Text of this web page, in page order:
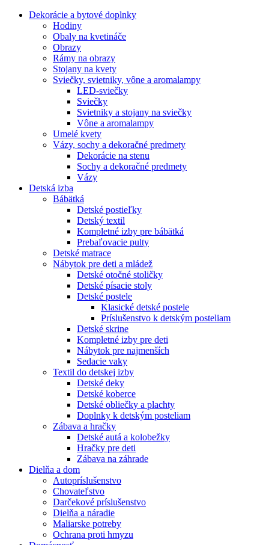
Dekorácie a bytové doplnky
Hodiny
Obaly na kvetináče
Obrazy
Rámy na obrazy
Stojany na kvety
Sviečky, svietniky, vône a aromalampy
LED-sviečky
Sviečky
Svietniky a stojany na sviečky
Vône a aromalampy
Umelé kvety
Vázy, sochy a dekoračné predmety
Dekorácie na stenu
Sochy a dekoračné predmety
Vázy
Detská izba
Bábätká
Detské postieľky
Detský textil
Kompletné izby pre bábätká
Prebaľovacie pulty
Detské matrace
Nábytok pre deti a mládež
Detské otočné stoličky
Detské písacie stoly
Detské postele
Klasické detské postele
Príslušenstvo k detským posteliam
Detské skrine
Kompletné izby pre deti
Nábytok pre najmenších
Sedacie vaky
Textil do detskej izby
Detské deky
Detské koberce
Detské obliečky a plachty
Doplnky k detským posteliam
Zábava a hračky
Detské autá a kolobežky
Hračky pre deti
Zábava na záhrade
Dielňa a dom
Autopríslušenstvo
Chovateľstvo
Darčekové príslušenstvo
Dielňa a náradie
Maliarske potreby
Ochrana proti hmyzu